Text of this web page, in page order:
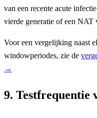
van een recente acute
vierde generatie of een NAT
Voor een vergelijking naast
windowperiodes, zie de
→
9. Testfrequentie